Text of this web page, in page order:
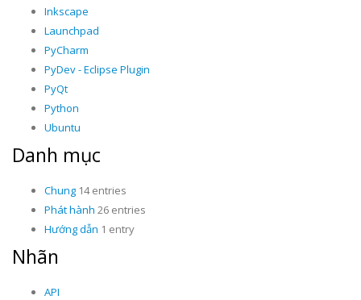
Inkscape
Launchpad
PyCharm
PyDev - Eclipse Plugin
PyQt
Python
Ubuntu
Danh mục
Chung 14 entries
Phát hành 26 entries
Hướng dẫn 1 entry
Nhãn
API